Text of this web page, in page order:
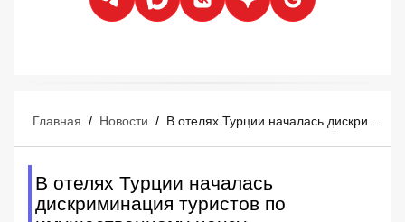
Главная / Новости /
В отелях Турции началась
дискриминация туристов по